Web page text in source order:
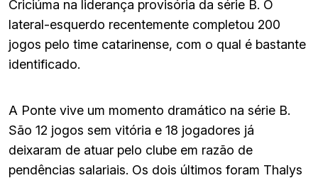
Criciúma na liderança provisória da série B. O
lateral-esquerdo recentemente completou 200
jogos pelo time catarinense, com o qual é bastante
identificado.
A Ponte vive um momento dramático na série B.
São 12 jogos sem vitória e 18 jogadores já
deixaram de atuar pelo clube em razão de
pendências salariais. Os dois últimos foram Thalys